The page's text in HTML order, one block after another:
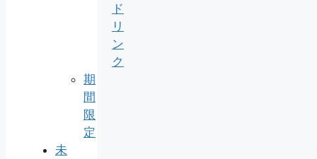
ド
リ
ン
ク
期
間
限
定
未